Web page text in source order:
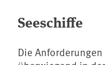
Seeschiffe
Die